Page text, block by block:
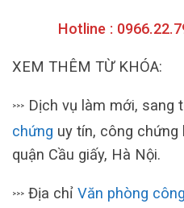
Hotline :
XEM THÊM TỪ KHÓA:
>>> Dịch vụ làm mới, sang
chứng uy tín, công chứng
quận Cầu giấy, Hà Nội.
>>> Địa chỉ Văn phòng